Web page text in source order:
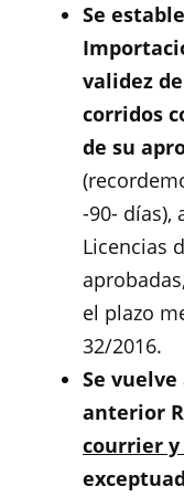
Se
validez
corridos
de su
-90- días),
Licencias
el plazo
32/2016.
Se
anterior
courrier y